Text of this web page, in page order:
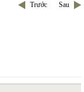
Trước Sau